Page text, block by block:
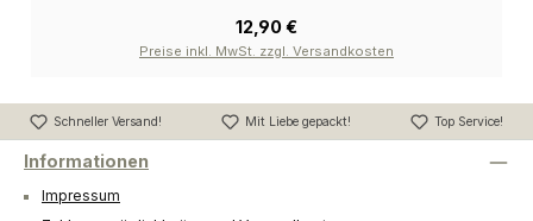
12,90 €
Preise inkl. MwSt. zzgl. Versandkosten
Schneller Versand! Mit Liebe gepackt! Top Service!
Informationen
Impressum